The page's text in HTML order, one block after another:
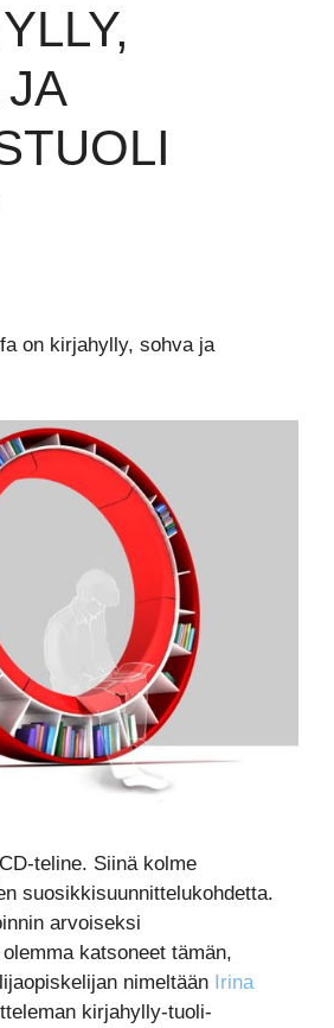
on kirjahylly, sohva ja
teline. Siinä kolme
suosikkisuunnittelukohdetta.
arvoiseksi
katsoneet tämän,
nimeltään Irina
kirjahylly-tuoli-